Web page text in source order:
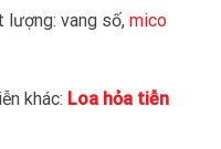
lượng: vang số, mico
khác: Loa hỏa tiễn